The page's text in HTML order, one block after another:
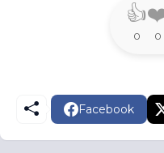
👍
0 0
Facebook